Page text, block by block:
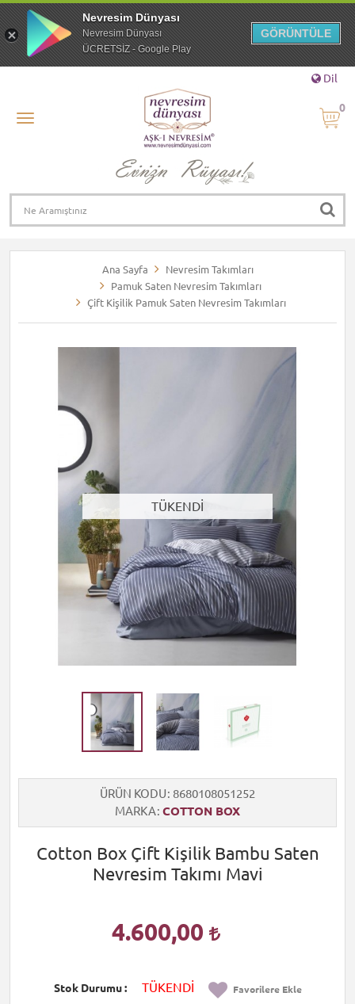
Dil
0
Ana Sayfa
Nevresim Takımları
Pamuk Saten Nevresim Takımları
Çift Kişilik Pamuk Saten Nevresim Takımları
TÜKENDİ
ÜRÜN KODU 8680108051252
MARKA COTTON BOX
Cotton Box Çift Kişilik Bambu Saten
Nevresim Takımı Mavi
4.600,00
Stok Durumu TÜKENDİ Favorilere Ekle
Nevresim Dünyası
Nevresim Dünyası
ÜCRETSİZ - Google Play
GÖRÜNTÜLE